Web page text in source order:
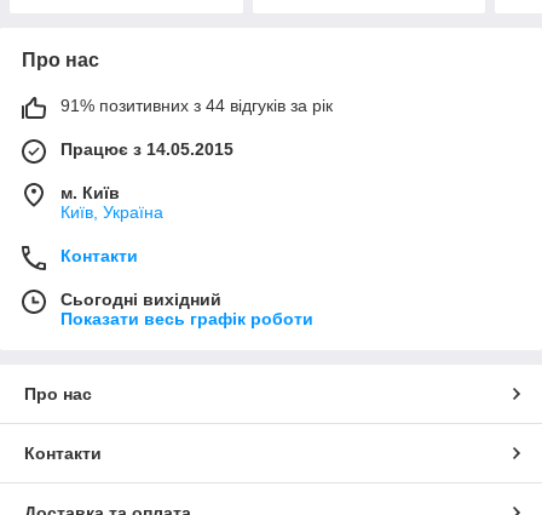
Про нас
91% позитивних з 44 відгуків за рік
Працює з 14.05.2015
м. Київ
Київ, Україна
Контакти
Сьогодні вихідний
Показати весь графік роботи
Про нас
Контакти